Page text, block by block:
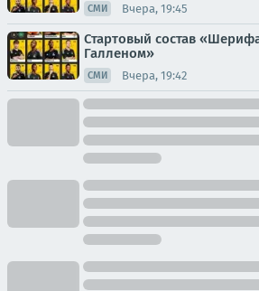
СМИ Вчера, 19:45
Стартовый состав
Галленом»
СМИ Вчера, 19:42